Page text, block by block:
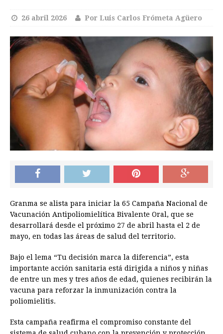
26 abril 2026 Por Luis Carlos Frómeta Agüero
Granma se alista para iniciar la 65 Campaña Nacional de
Vacunación Antipoliomielítica Bivalente Oral, que se
desarrollará desde el próximo 27 de abril hasta el 2 de
mayo, en todas las áreas de salud del territorio.
Bajo el lema “Tu decisión marca la diferencia”, esta
importante acción sanitaria está dirigida a niños y niñas
de entre un mes y tres años de edad, quienes recibirán la
vacuna para reforzar la inmunización contra la
poliomielitis.
Esta campaña reafirma el compromiso constante del